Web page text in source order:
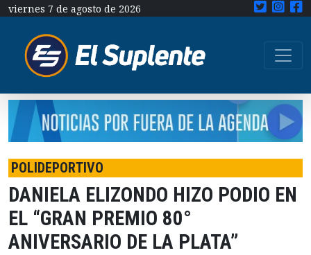
viernes 7 de agosto de 2026
POLIDEPORTIVO
DANIELA ELIZONDO HIZO PODIO EN
EL “GRAN PREMIO 80°
ANIVERSARIO DE LA PLATA”